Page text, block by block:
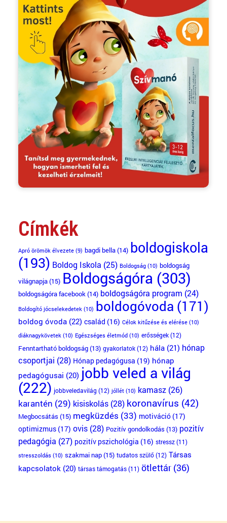
Címkék
Apró örömök élvezete(9) bagdi bella(14) boldogiskola
(193) Boldog Iskola (25) Boldogság(10) boldogság
világnapja(15) Boldogságóra (303)
boldogságóra facebook(14) boldogságóra program (24)
Boldogító jócselekedetek(10) boldogóvoda (171)
boldog óvoda(22) család (16) Célok kitűzése és elérése(10)
diáknagykövetek(10) Egészséges életmód(10) erősségek(12)
Fenntartható boldogság(13) gyakorlatok(12) hála(21) hónap
csoportjai (28) Hónap pedagógusa (19) hónap
pedagógusai (20) jobb veled a világ
(222) jobbveledavilág (12) jóllét(10) kamasz(26)
karantén (29) kisiskolás(28) koronavírus (42)
Megbocsátás (15) megküzdés (33) motiváció(17)
optimizmus(17) ovis(28) Pozitív gondolkodás (13) pozitív
pedagógia (27) pozitív pszichológia (16) stressz(11)
stresszoldás(10) szakmai nap(15) tudatos szülő(12) Társas
kapcsolatok(20) társas támogatás(11) ötlettár(36)